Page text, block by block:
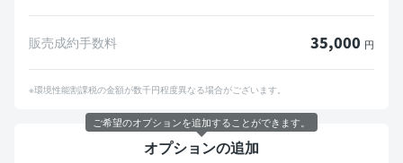
販売成約手数料 35,000 円
※環境性能割課税の金額が数千円程度異なる場合がございます。
オプションの追加
ご希望のオプションを追加することができます。